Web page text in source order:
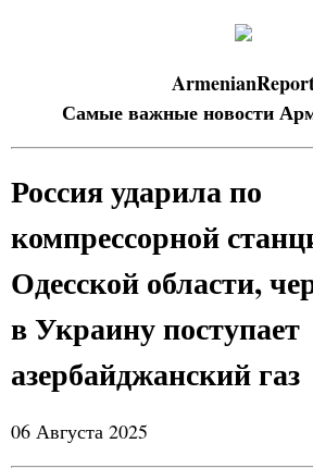
Самые важные новости
Россия ударила по
компрессорной
Одесской области,
в Украину поступает
азербайджанский газ
06 Августа 2025